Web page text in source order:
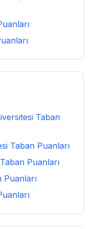
Taban
Taban Puanları
Taban Puanları
Puanları